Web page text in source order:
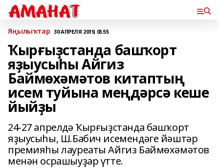
Яңылыҡтар 30 АПРЕЛЯ 2019, 05:55
Ҡырғыҙстанда башҡорт
яҙыусыһы Айгиз
Баймөхәмәтов китаптың
исем туйына меңдәрсә кеше
йыйҙы
24-27 апрелдә Ҡырғыҙстанда башҡорт
яҙыусыһы, Ш.Бабич исемендәге йәштәр
премияһы лауреаты Айгиз Баймөхәмәтов
менән осрашыуҙар үтте.